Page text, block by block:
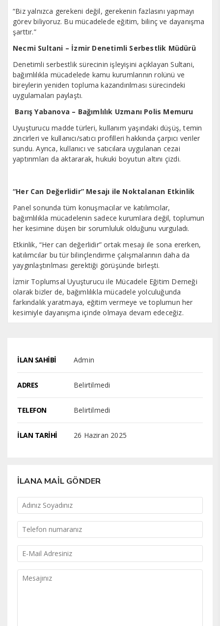
“Biz yalnızca gerekeni değil, gerekenin fazlasını yapmayı
görev biliyoruz. Bu mücadelede eğitim, bilinç ve dayanışma
şarttır.”
Necmi Sultani – İzmir Denetimli Serbestlik Müdürü
Denetimli serbestlik sürecinin işleyişini açıklayan Sultani,
bağımlılıkla mücadelede kamu kurumlarının rolünü ve
bireylerin yeniden topluma kazandırılması sürecindeki
uygulamaları paylaştı.
Barış Yabanova – Bağımlılık Uzmanı Polis Memuru
Uyuşturucu madde türleri, kullanım yaşındaki düşüş, temin
zincirleri ve kullanıcı/satıcı profilleri hakkında çarpıcı veriler
sundu. Ayrıca, kullanıcı ve satıcılara uygulanan cezai
yaptırımları da aktararak, hukuki boyutun altını çizdi.
“Her Can Değerlidir” Mesajı ile Noktalanan Etkinlik
Panel sonunda tüm konuşmacılar ve katılımcılar,
bağımlılıkla mücadelenin sadece kurumlara değil, toplumun
her kesimine düşen bir sorumluluk olduğunu vurguladı.
Etkinlik, “Her can değerlidir” ortak mesajı ile sona ererken,
katılımcılar bu tür bilinçlendirme çalışmalarının daha da
yaygınlaştırılması gerektiği görüşünde birleşti.
İzmir Toplumsal Uyuşturucu ile Mücadele Eğitim Derneği
olarak bizler de, bağımlılıkla mücadele yolculuğunda
farkındalık yaratmaya, eğitim vermeye ve toplumun her
kesimiyle dayanışma içinde olmaya devam edeceğiz.
İLAN SAHİBİ Admin
ADRES Belirtilmedi
TELEFON Belirtilmedi
İLAN TARİHİ 26 Haziran 2025
İLANA MAİL GÖNDER